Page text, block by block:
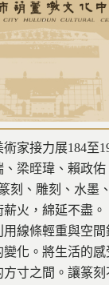
家接力展184至
梁晊瑋、賴政
刻、雕刻、水墨
薪火，綿延不
線條輕重與空
化。將生活的感
寸之間。讓篆